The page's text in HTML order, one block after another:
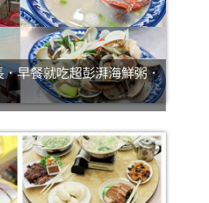
早餐就吃超彭湃海鮮粥．